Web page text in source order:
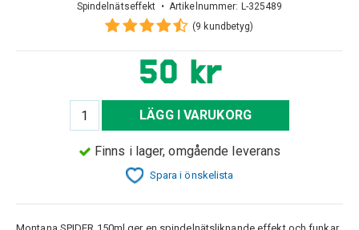
Spindelnätseffekt • Artikelnummer: L-325489
(9 kundbetyg)
50 kr
LÄGG I VARUKORG
Finns i lager, omgående leverans
Spara i önskelista